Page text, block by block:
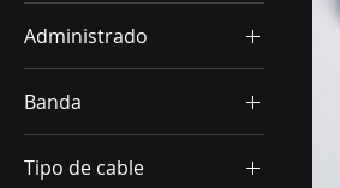
Administrado
Sí
Banda
Tri banda
Tipo de cable